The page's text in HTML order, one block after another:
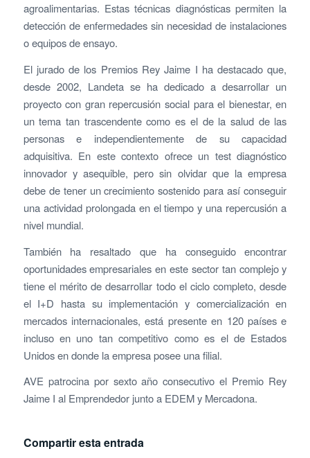
agroalimentarias. Estas técnicas diagnósticas permiten la
detección de enfermedades sin necesidad de instalaciones
o equipos de ensayo.
El jurado de los Premios Rey Jaime I ha destacado que,
desde 2002, Landeta se ha dedicado a desarrollar un
proyecto con gran repercusión social para el bienestar, en
un tema tan trascendente como es el de la salud de las
personas e independientemente de su capacidad
adquisitiva. En este contexto ofrece un test diagnóstico
innovador y asequible, pero sin olvidar que la empresa
debe de tener un crecimiento sostenido para así conseguir
una actividad prolongada en el tiempo y una repercusión a
nivel mundial.
También ha resaltado que ha conseguido encontrar
oportunidades empresariales en este sector tan complejo y
tiene el mérito de desarrollar todo el ciclo completo, desde
el I+D hasta su implementación y comercialización en
mercados internacionales, está presente en 120 países e
incluso en uno tan competitivo como es el de Estados
Unidos en donde la empresa posee una filial.
AVE patrocina por sexto año consecutivo el Premio Rey
Jaime I al Emprendedor junto a EDEM y Mercadona.
Compartir esta entrada